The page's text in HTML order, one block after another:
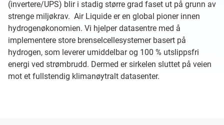
(invertere/UPS) blir i stadig større grad faset ut på grunn av
strenge miljøkrav. Air Liquide er en global pioner innen
hydrogenøkonomien. Vi hjelper datasentre med å
implementere store brenselcellesystemer basert på
hydrogen, som leverer umiddelbar og 100 % utslippsfri
energi ved strømbrudd. Dermed er sirkelen sluttet på veien
mot et fullstendig klimanøytralt datasenter.